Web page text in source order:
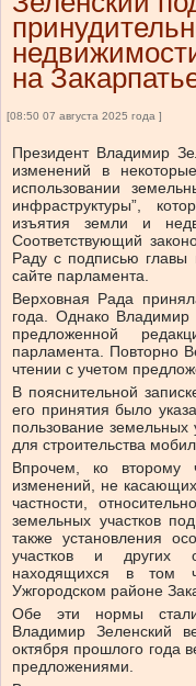
на
[08:50 07 августа 2025 года ]
Президент Владимир
изменений в
использовании
инфраструктуры”,
изъятия земли и
Соответствующий
Раду с подписью главы
сайте парламента.
Верховная Рада
года. Однако Владимир
предложенной
парламента. Повторно
чтении с учетом
В пояснительной
его принятия было
пользование земельных
для строительства
Впрочем, ко второму
изменений, не
частности,
земельных участков
также установления
участков и других
находящихся в том
Ужгородском районе
Обе эти нормы
Владимир Зеленский
октября прошлого года
предложениями.